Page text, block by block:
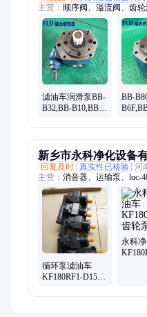
主营： 顺序阀、溢流阀、齿
流量计、法兰高压球阀
滤油车润滑泵BB-
B32,BB-B10,BB-
BB-
新乡市永科净化设备
回复及时 真实性已核验 河
主营： 消音器、运输泵、luc-
滤清器、精滤油、循环泵、
安全阀、恒压阀、ef5-65.bh
车、小车推、输油泵、加油
循环泵滤油车
KF180RF1-D15齿
永科